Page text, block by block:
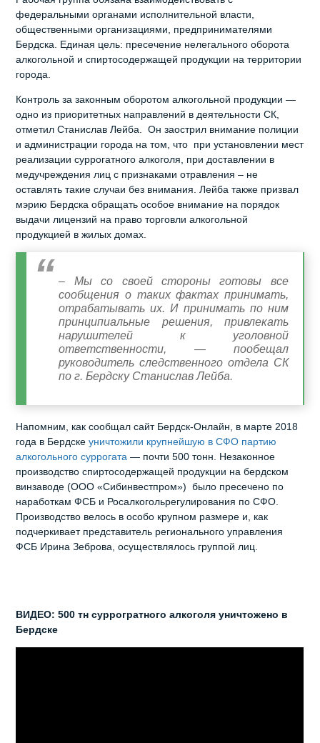
федеральными органами исполнительной власти,
общественными организациями, предпринимателями
Бердска. Единая цель: пресечение нелегального оборота
алкогольной и спиртосодержащей продукции на территории
города.
Контроль за законным оборотом алкогольной продукции —
одно из приоритетных направлений в деятельности СК,
отметил Станислав Лейба. Он заострил внимание полиции
и администрации города на том, что при установлении мест
реализации суррогатного алкоголя, при доставлении в
медучреждения лиц с признаками отравления – не
оставлять такие случаи без внимания. Лейба также призвал
мэрию Бердска обращать особое внимание на порядок
выдачи лицензий на право торговли алкогольной
продукцией в жилых домах.
– Мы со своей стороны готовы все
сообщения о таких фактах принимать,
отрабатывать их. И принимать по ним
принципиальные решения, привлекать
нарушителей к уголовной
ответственности, — пообещал
руководитель следственного отдела СК
по г. Бердску Станислав Лейба.
Напомним, как сообщал сайт Бердск-Онлайн, в марте 2018
года в Бердскеуничтожили крупнейшую в СФО партию
алкогольного суррогата — почти 500 тонн. Незаконное
производство спиртосодержащей продукции на бердском
винзаводе (ООО «Сибинвестпром») было пресечено по
наработкам ФСБ и Росалкогольрегулирования по СФО.
Производство велось в особо крупном размере и, как
подчеркивает представитель регионального управления
ФСБ Ирина Зеброва, осуществлялось группой лиц.
ВИДЕО: 500 тн суррогратного алкоголя уничтожено в
Бердске